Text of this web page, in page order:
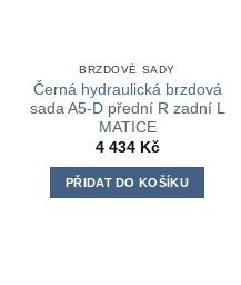
BRZDOVÉ SADY
Černá hydraulická brzdová
sada A5-D přední R zadní L
MATICE
4 434 Kč
PŘIDAT DO KOŠÍKU